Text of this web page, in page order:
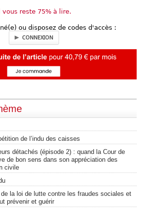
vous reste 75% à lire.
ou disposez de codes d'accès :
CONNEXION
de l’indu des caisses
détachés (épisode 2) : quand la Cour de
de bon sens dans son appréciation des
civile
la loi de lutte contre les fraudes sociales et
prévenir et guérir